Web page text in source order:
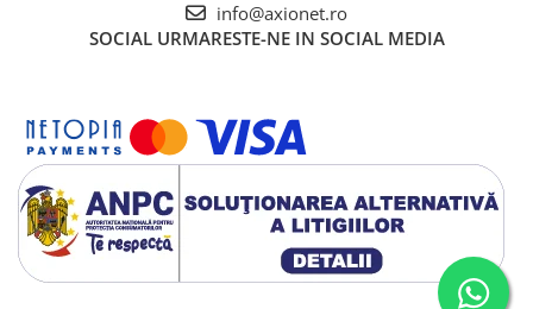
info@axionet.ro
SOCIAL URMARESTE-NE IN SOCIAL MEDIA